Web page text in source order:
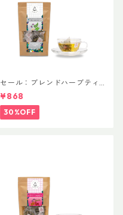
セール：ブレンドハーブティ
ー 潤-URUOI 普通サイズ
¥868
30%OFF